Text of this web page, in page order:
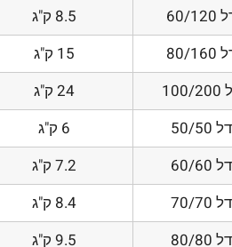
120
8.5 ק"ג
160
15 ק"ג
24 ק"ג
50
6 ק"ג
60
7.2 ק"ג
70
8.4 ק"ג
80
9.5 ק"ג